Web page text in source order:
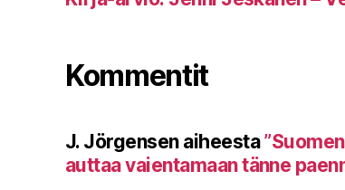
Kommentit
J. Jörgensenaiheesta
auttaa vaientamaan tänne